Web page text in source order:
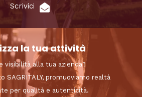
Scrivici
la tua attività
visibilità alla tua azienda?
SAGRITALY, promuoviamo realtà
per qualità e autenticità.